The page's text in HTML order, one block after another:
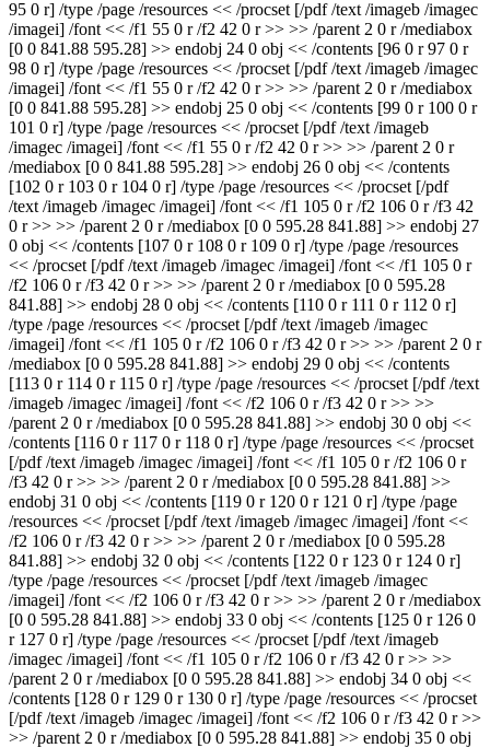
95 0 r] /type /page /resources << /procset [/pdf /text /imageb /imagec
/imagei] /font << /f1 55 0 r /f2 42 0 r >> >> /parent 2 0 r /mediabox
[0 0 841.88 595.28] >> endobj 24 0 obj << /contents [96 0 r 97 0 r
98 0 r] /type /page /resources << /procset [/pdf /text /imageb /imagec
/imagei] /font << /f1 55 0 r /f2 42 0 r >> >> /parent 2 0 r /mediabox
[0 0 841.88 595.28] >> endobj 25 0 obj << /contents [99 0 r 100 0 r
101 0 r] /type /page /resources << /procset [/pdf /text /imageb
/imagec /imagei] /font << /f1 55 0 r /f2 42 0 r >> >> /parent 2 0 r
/mediabox [0 0 841.88 595.28] >> endobj 26 0 obj << /contents
[102 0 r 103 0 r 104 0 r] /type /page /resources << /procset [/pdf
/text /imageb /imagec /imagei] /font << /f1 105 0 r /f2 106 0 r /f3 42
0 r >> >> /parent 2 0 r /mediabox [0 0 595.28 841.88] >> endobj 27
0 obj << /contents [107 0 r 108 0 r 109 0 r] /type /page /resources
<< /procset [/pdf /text /imageb /imagec /imagei] /font << /f1 105 0 r
/f2 106 0 r /f3 42 0 r >> >> /parent 2 0 r /mediabox [0 0 595.28
841.88] >> endobj 28 0 obj << /contents [110 0 r 111 0 r 112 0 r]
/type /page /resources << /procset [/pdf /text /imageb /imagec
/imagei] /font << /f1 105 0 r /f2 106 0 r /f3 42 0 r >> >> /parent 2 0 r
/mediabox [0 0 595.28 841.88] >> endobj 29 0 obj << /contents
[113 0 r 114 0 r 115 0 r] /type /page /resources << /procset [/pdf /text
/imageb /imagec /imagei] /font << /f2 106 0 r /f3 42 0 r >> >>
/parent 2 0 r /mediabox [0 0 595.28 841.88] >> endobj 30 0 obj <<
/contents [116 0 r 117 0 r 118 0 r] /type /page /resources << /procset
[/pdf /text /imageb /imagec /imagei] /font << /f1 105 0 r /f2 106 0 r
/f3 42 0 r >> >> /parent 2 0 r /mediabox [0 0 595.28 841.88] >>
endobj 31 0 obj << /contents [119 0 r 120 0 r 121 0 r] /type /page
/resources << /procset [/pdf /text /imageb /imagec /imagei] /font <<
/f2 106 0 r /f3 42 0 r >> >> /parent 2 0 r /mediabox [0 0 595.28
841.88] >> endobj 32 0 obj << /contents [122 0 r 123 0 r 124 0 r]
/type /page /resources << /procset [/pdf /text /imageb /imagec
/imagei] /font << /f2 106 0 r /f3 42 0 r >> >> /parent 2 0 r /mediabox
[0 0 595.28 841.88] >> endobj 33 0 obj << /contents [125 0 r 126 0
r 127 0 r] /type /page /resources << /procset [/pdf /text /imageb
/imagec /imagei] /font << /f1 105 0 r /f2 106 0 r /f3 42 0 r >> >>
/parent 2 0 r /mediabox [0 0 595.28 841.88] >> endobj 34 0 obj <<
/contents [128 0 r 129 0 r 130 0 r] /type /page /resources << /procset
[/pdf /text /imageb /imagec /imagei] /font << /f2 106 0 r /f3 42 0 r >>
>> /parent 2 0 r /mediabox [0 0 595.28 841.88] >> endobj 35 0 obj